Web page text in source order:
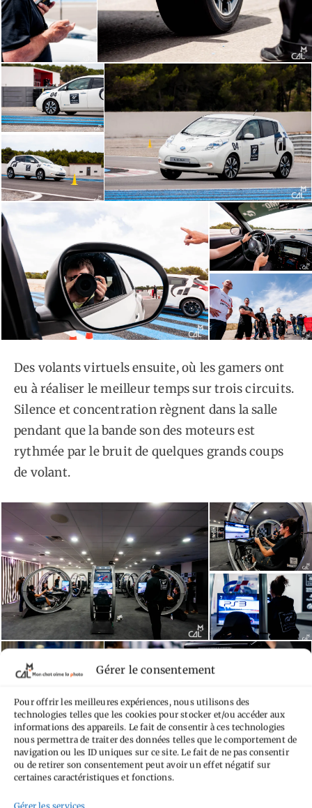
Gérer le consentement
Pour offrir les meilleures expériences, nous utilisons des
technologies telles que les cookies pour stocker et/ou accéder aux
informations des appareils. Le fait de consentir à ces technologies
nous permettra de traiter des données telles que le comportement de
navigation ou les ID uniques sur ce site. Le fait de ne pas consentir
ou de retirer son consentement peut avoir un effet négatif sur
certaines caractéristiques et fonctions.
Gérer les services
Des volants virtuels ensuite, où les gamers ont
eu à réaliser le meilleur temps sur trois circuits.
Silence et concentration règnent dans la salle
pendant que la bande son des moteurs est
rythmée par le bruit de quelques grands coups
de volant.